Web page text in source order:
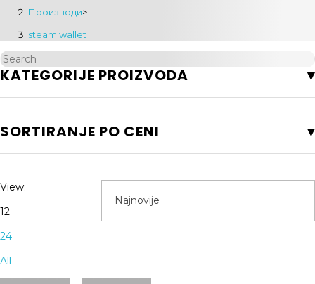
Производи>
steam wallet
KATEGORIJE PROIZVODA
SORTIRANJE PO CENI
View:
12
24
All